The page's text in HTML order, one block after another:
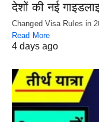
देशों की नई
Changed Visa Rules in
Read More
4 days ago